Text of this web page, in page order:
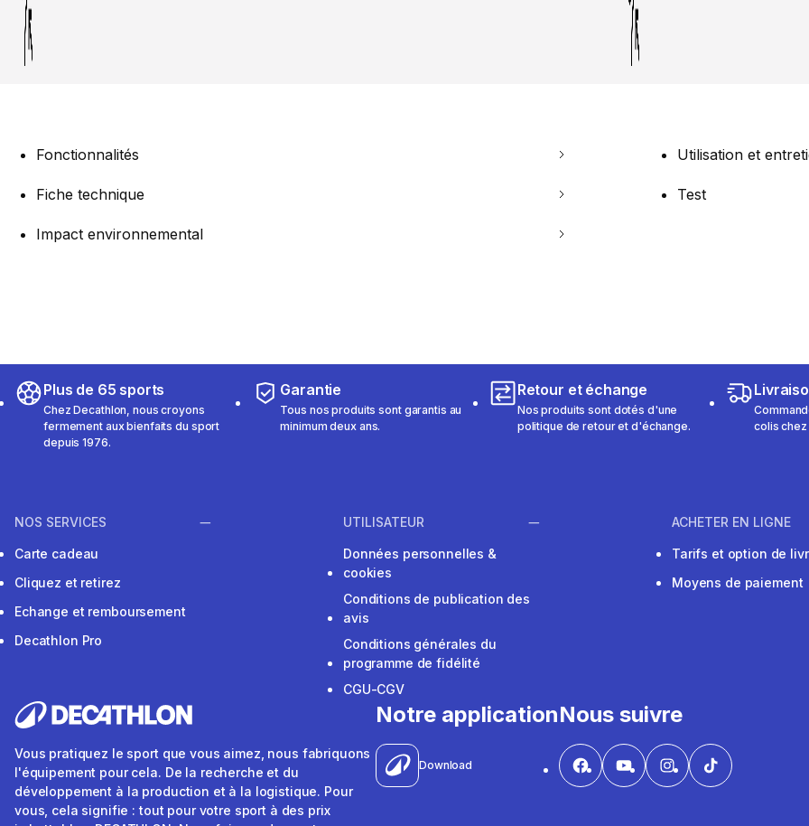
Fonctionnalités Utilisation et
Fiche technique Test
Impact environnemental
Plus de 65 sports
Chez Decathlon, nous croyons
fermement aux bienfaits du sport
depuis 1976.
Garantie
Tous nos produits sont garantis au
minimum deux ans.
Retour et échange
Nos produits sont dotés d'une
politique de retour et d'échange.
colis
NOS SERVICES
Carte cadeau
Cliquez et retirez
Echange et remboursement
Decathlon Pro
UTILISATEUR
Données personnelles &
cookies
Conditions de publication des
avis
Conditions générales du
programme de fidélité
CGU-CGV
ACHETER EN LIGNE
Tarifs et option de
Moyens de paiement
Vous pratiquez le sport que vous aimez, nous fabriquons
l'équipement pour cela. De la recherche et du
développement à la production et à la logistique. Pour
vous, cela signifie : tout pour votre sport à des prix
Notre application
Download
Nous suivre